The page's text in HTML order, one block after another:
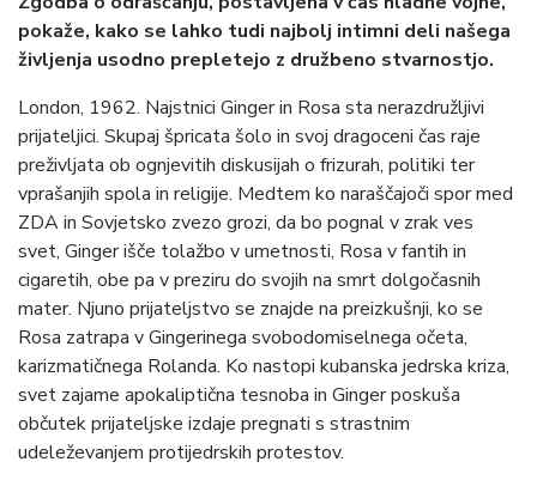
pokaže, kako se lahko tudi najbolj intimni deli našega
življenja usodno prepletejo z družbeno stvarnostjo.
London, 1962. Najstnici Ginger in Rosa sta nerazdružljivi
prijateljici. Skupaj špricata šolo in svoj dragoceni čas raje
preživljata ob ognjevitih diskusijah o frizurah, politiki ter
vprašanjih spola in religije. Medtem ko naraščajoči spor med
ZDA in Sovjetsko zvezo grozi, da bo pognal v zrak ves
svet, Ginger išče tolažbo v umetnosti, Rosa v fantih in
cigaretih, obe pa v preziru do svojih na smrt dolgočasnih
mater. Njuno prijateljstvo se znajde na preizkušnji, ko se
Rosa zatrapa v Gingerinega svobodomiselnega očeta,
karizmatičnega Rolanda. Ko nastopi kubanska jedrska kriza,
svet zajame apokaliptična tesnoba in Ginger poskuša
občutek prijateljske izdaje pregnati s strastnim
udeleževanjem protijedrskih protestov.